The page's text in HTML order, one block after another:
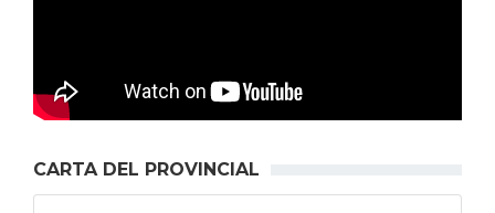
CARTA DEL PROVINCIAL